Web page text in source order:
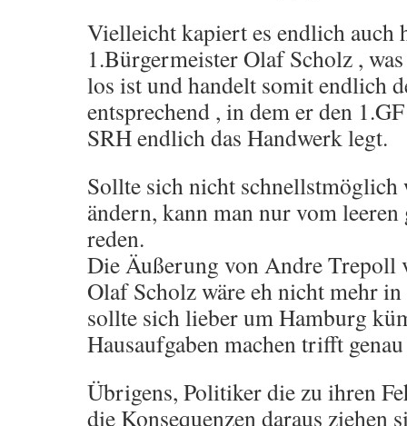
Vielleicht kapiert es endlich auch
1.Bürgermeister Olaf Scholz ,
los ist und handelt somit endlich
entsprechend , in dem er den
SRH endlich das Handwerk legt.
Sollte sich nicht schnellstmöglich
ändern, kann man nur vom
reden.
Die Äußerung von Andre Trepoll
Olaf Scholz wäre eh nicht mehr
sollte sich lieber um Hamburg
Hausaufgaben machen trifft
Übrigens, Politiker die zu ihren
die Konsequenzen daraus ziehen